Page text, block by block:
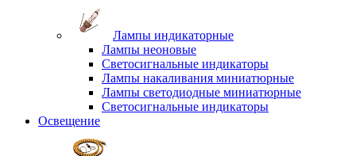
Лампы индикаторные
Лампы неоновые
Светосигнальные индикаторы
Лампы накаливания миниатюрные
Лампы светодиодные миниатюрные
Светосигнальные индикаторы
Освещение